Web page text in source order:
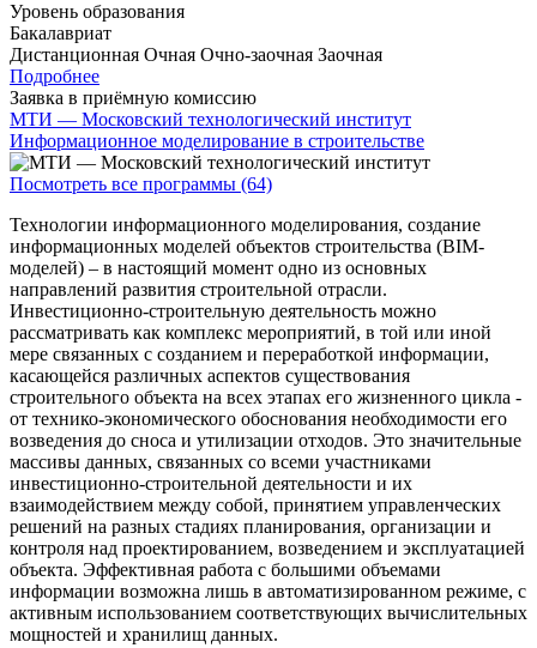
Уровень образования
Бакалавриат
Дистанционная Очная Очно-заочная Заочная
Подробнее
Заявка в приёмную комиссию
МТИ — Московский технологический институт
Информационное моделирование в строительстве
Посмотреть все программы (64)
Технологии информационного моделирования, создание
информационных моделей объектов строительства (BIM-
моделей) – в настоящий момент одно из основных
направлений развития строительной отрасли.
Инвестиционно-строительную деятельность можно
рассматривать как комплекс мероприятий, в той или иной
мере связанных с созданием и переработкой информации,
касающейся различных аспектов существования
строительного объекта на всех этапах его жизненного цикла -
от технико-экономического обоснования необходимости его
возведения до сноса и утилизации отходов. Это значительные
массивы данных, связанных со всеми участниками
инвестиционно-строительной деятельности и их
взаимодействием между собой, принятием управленческих
решений на разных стадиях планирования, организации и
контроля над проектированием, возведением и эксплуатацией
объекта. Эффективная работа с большими объемами
информации возможна лишь в автоматизированном режиме, с
активным использованием соответствующих вычислительных
мощностей и хранилищ данных.